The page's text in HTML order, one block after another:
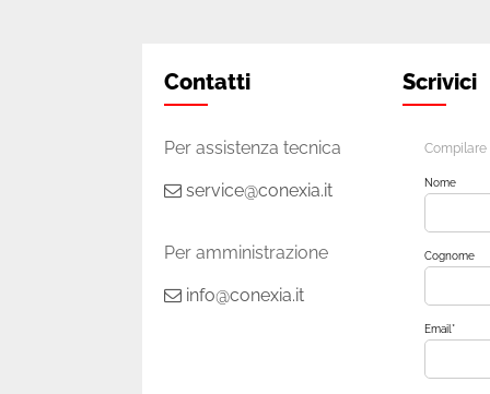
Contatti
Per assistenza tecnica
service@conexia.it
Per amministrazione
info@conexia.it
Scrivici
Compilare
Nome
Cognome
Email*